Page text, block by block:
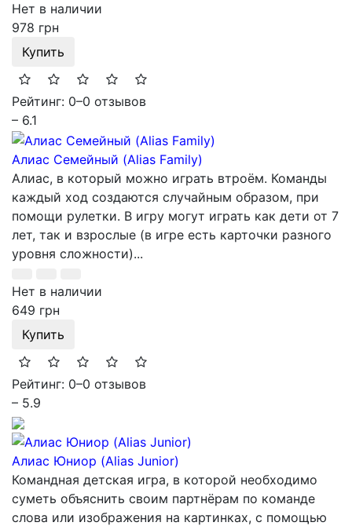
Нет в наличии
978 грн
Купить
Рейтинг: 0–0 отзывов
– 6.1
Алиас Семейный (Alias Family)
Алиас, в который можно играть втроём. Команды
каждый ход создаются случайным образом, при
помощи рулетки. В игру могут играть как дети от 7
лет, так и взрослые (в игре есть карточки разного
уровня сложности)...
Нет в наличии
649 грн
Купить
Рейтинг: 0–0 отзывов
– 5.9
Алиас Юниор (Alias Junior)
Командная детская игра, в которой необходимо
суметь объяснить своим партнёрам по команде
слова или изображения на картинках, с помощью